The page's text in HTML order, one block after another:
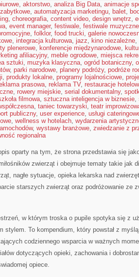
, aktorstwo, analiza Big Data, animacje
, automatyzacja marketingu, balet,
, choreografia, content video, design wnętrz,
, event manager, festiwale, festiwale muzyczne
, folklor, food trucki, galerie
, integracja kulturowa, jazz, kino niezależne,
plenerowe, konferencje międzynarodowe,
afiliacyjny, meble ogrodowe, miejsca
sztuki, muzyka klasyczna, ogród botaniczny,
, parki narodowe, planery podróży, podróże
, produkty lokalne, programy lojalnościowe,
prasowa, reklama TV, restauracje
, rowery miejskie, serial dokumentalny,
filmowa, sztuczna inteligencja w biznesie,
, taniec towarzyski, teatr
publiczny, user experience, usługi
, wellness w hotelach, wydarzenia
, wystawy branżowe, zwiedzanie z
regionalna
oparty na tym, że strona przedstawia się
zwierząt i obejmuje tematy takie jak
nagłe sytuacje, opieka lekarska nad
starszych zwierząt oraz podróżowanie ze
w którym troska o pupile spotyka się z
stylem. To kompendium, który powstał z
codziennego wsparcia w ważnych
dotyczących opieki, zachowania i
opiece.